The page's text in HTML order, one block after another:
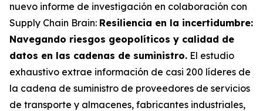
nuevo informe de investigación en colaboración con
Supply Chain Brain: Resiliencia en la incertidumbre:
Navegando riesgos geopolíticos y calidad de
datos en las cadenas de suministro. El estudio
exhaustivo extrae información de casi 200 líderes de
la cadena de suministro de proveedores de servicios
de transporte y almacenes, fabricantes industriales,